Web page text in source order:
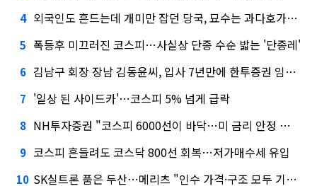
4 외국인도 흔드는데 개미만 잡던 당국, 묘수는 과다호가부담금?
5 폭등후 미끄러진 코스피…사실상 단종 수순 밟는 '단종레'
6 김남구 회장 장남 김동윤씨, 입사 7년만에 한투증권 임원 승진
7 '일상 된 사이드카'…코스피 5% 넘게 급락
8 NH투자증권 "코스피 6000선이 바닥…미 금리 안정 후 추가 회복"
9 코스피 흔들려도 코스닥 800선 회복…저가매수세 유입
10 SK실트론 품은 두산…메리츠 "인수 가격·구조 모두 기대 이상"